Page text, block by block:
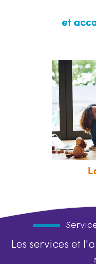
et
Les services et